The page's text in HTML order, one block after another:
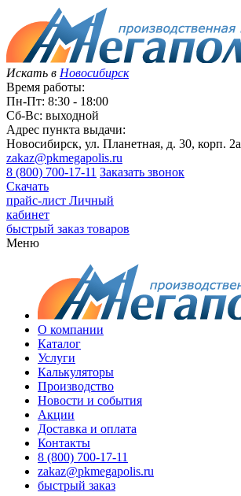
Искать в Новосибирск
Время работы:
Пн-Пт: 8:30 - 18:00
Сб-Вс: выходной
Адрес пункта выдачи:
Новосибирск, ул. Планетная, д. 30, корп. 2а
zakaz@pkmegapolis.ru
8 (800) 700-17-11 Заказать звонок
Скачать
прайс-лист Личный
кабинет
быстрый заказ товаров
Меню
О компании
Каталог
Услуги
Калькуляторы
Производство
Новости и события
Акции
Доставка и оплата
Контакты
8 (800) 700-17-11
zakaz@pkmegapolis.ru
быстрый заказ